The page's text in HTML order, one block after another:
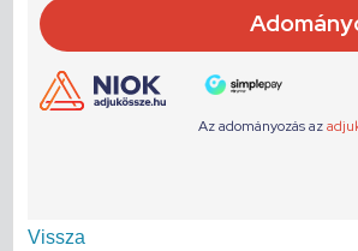
Vissza